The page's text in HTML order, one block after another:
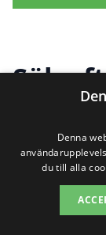
Sök
Denna
du till alla